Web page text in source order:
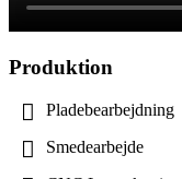
Produktion
Pladebearbejdning
Smedearbejde